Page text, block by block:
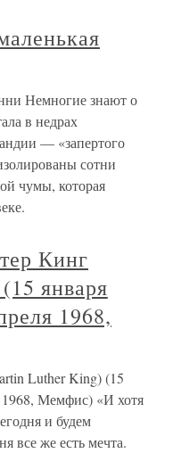
Немногие знают о
в недрах
— «запертого
сотни
чумы, которая
Кинг
января
1968,
Luther King) (15
Мемфис) «И хотя
и будем
все же есть мечта.